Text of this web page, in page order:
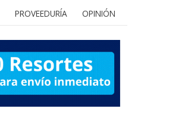
PROVEEDURÍA OPINIÓN